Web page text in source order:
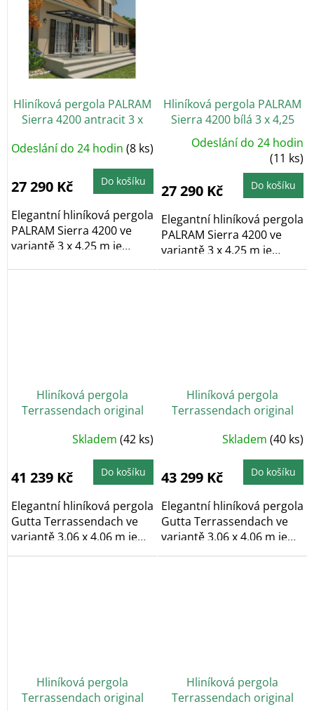
Hliníková pergola PALRAM
Sierra 4200 antracit 3 x
Odeslání do 24 hodin (8 ks)
27 290 Kč Do košíku
Elegantní hliníková pergola
PALRAM Sierra 4200 ve
variantě 3 x 4,25 m je
Hliníková pergola PALRAM
Sierra 4200 bílá 3 x 4,25
Odeslání do 24 hodin
(11 ks)
27 290 Kč Do košíku
Elegantní hliníková pergola
PALRAM Sierra 4200 ve
variantě 3 x 4,25 m je
vyrobena z...
Hliníková pergola
Terrassendach original
Průměrné
hodnocení
5,0
z
hvězdiček.
Skladem(42 ks)
41 239 Kč Do košíku
Elegantní hliníková pergola
Gutta Terrassendach ve
variantě 3,06 x 4,06 m je
vyrobena z...
Hliníková pergola
Terrassendach original
Průměrné
hodnocení
5,0
z
hvězdiček.
Skladem(40 ks)
43 299 Kč Do košíku
Elegantní hliníková pergola
Gutta Terrassendach ve
variantě 3,06 x 4,06 m je
vyrobena z...
Hliníková pergola
Terrassendach original
Hliníková pergola
Terrassendach original